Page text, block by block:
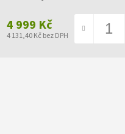
4 999 Kč
4 131,40 Kč bez DPH